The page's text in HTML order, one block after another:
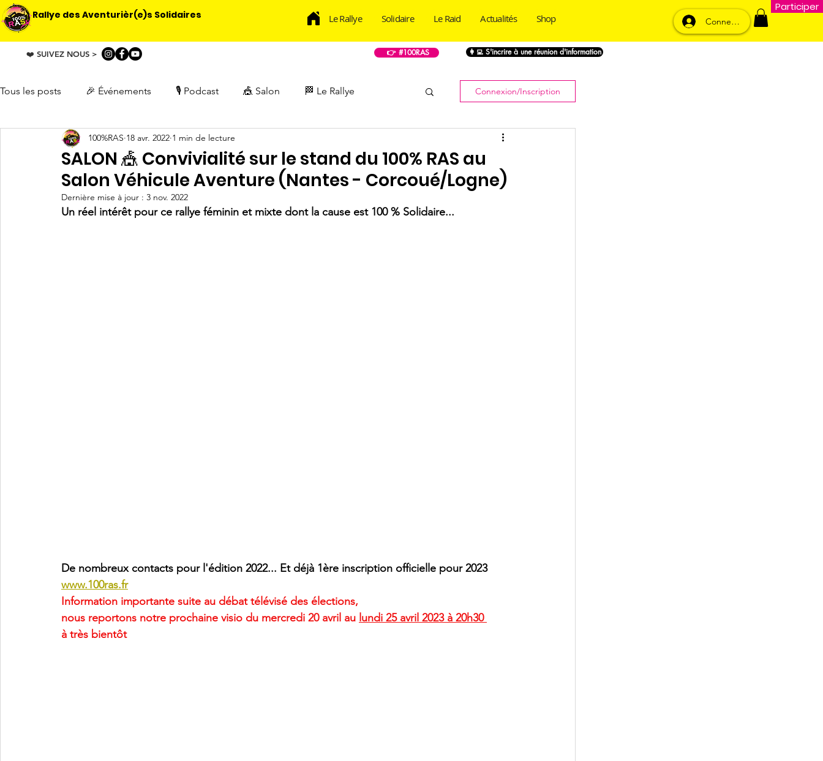
Rallye des Aventurièr(e)s Solidaires Le Rallye Solidaire Le Raid Actualités Shop Connexion
Participer
❤️ SUIVEZ NOUS > 👉 #100RAS 👩‍💻 S'incrire à une réunion d'information
Tous les posts 🎉 Événements 🎙️ Podcast 🎪 Salon 🏁 Le Rallye
🚗 Le Raid 🐪 Les reconnaissances 📰 Presse
🤝 Partenariat 🚙 Participants ❤️ Solidarité 💌 Newsletter
Connexion/Inscription
SALON 🎪 Convivialité sur le stand du 100% RAS au
Salon Véhicule Aventure (Nantes - Corcoué/Logne)
100%RAS 18 avr. 2022 1 min de lecture
Dernière mise à jour : 3 nov. 2022
Un réel intérêt pour ce rallye féminin et mixte dont la cause est 100 % Solidaire...
De nombreux contacts pour l'édition 2022... Et déjà 1ère inscription officielle pour 2023
www.100ras.fr
Information importante suite au débat télévisé des élections,
nous reportons notre prochaine visio du mercredi 20 avril au lundi 25 avril 2023 à 20h30
à très bientôt